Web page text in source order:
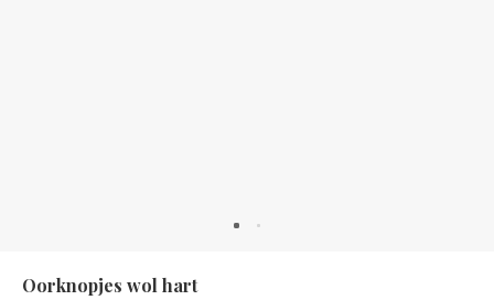
Oorknopjes wol hart